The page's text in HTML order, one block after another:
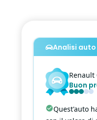
Analisi auto
Renault
Buon
Quest'auto